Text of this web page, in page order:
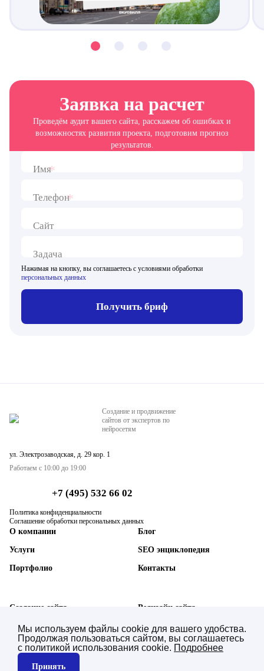
Заявка на расчет
Проведём аудит вашего сайта, расскажем об ошибках и
возможностях развития проекта, подготовим прогноз
результатов.
Имя*
Телефон*
Сайт
Задача
Нажимая на кнопку, вы соглашаетесь с условиями обработки
персональных данных
Получить бриф
Создание и продвижение
сайтов от экспертов по
нейросетям
ул. Электрозаводская, д. 29 кор. 1
Работаем с 10:00 до 19:00
+7 (495) 532 66 02
Политика конфиденциальности
Соглашение обработки персональных данных
О компании
Услуги
Портфолио
Блог
SEO энциклопедия
Контакты
Создание сайта
SEO-продвижение сайта
AI SEO нейросетей (GEO)
Контекстная реклама
Редизайн сайта
Техническая поддержка
Синхронизация с 1С
Мы используем файлы cookie для вашего удобства.
Продолжая пользоваться сайтом, вы соглашаетесь
с политикой использования cookie. Подробнее
Принять